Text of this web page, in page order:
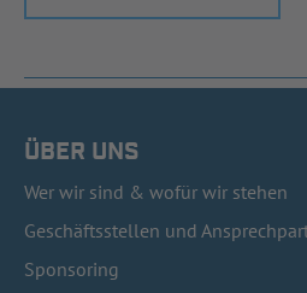
ÜBER UNS
Wer wir sind & wofür wir stehen
Geschäftsstellen und
Sponsoring